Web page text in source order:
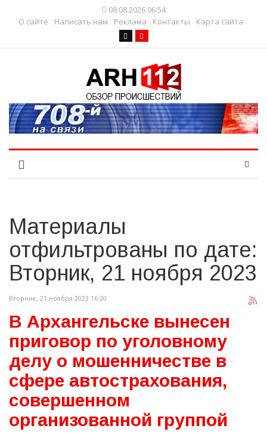
08.08.2026 06:54
О сайте
Написать нам Реклама Контакты Карта сайта
Материалы
отфильтрованы по дате:
Вторник, 21 ноября 2023
Вторник, 21 ноября 2023 16:20
В Архангельске вынесен
приговор по уголовному
делу о мошенничестве в
сфере автострахования,
совершенном
организованной группой